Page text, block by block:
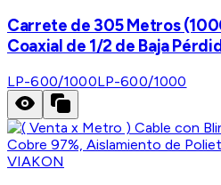
Carrete de 305 Metros
Coaxial de 1/2 de Baja
LP-600/1000LP-600/1000
VIAKON